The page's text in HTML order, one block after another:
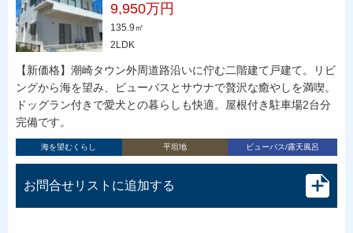
9,950万円
135.9㎡
2LDK
【新価格】潮崎タウン外周道路沿いに佇む二階建て戸建て。リビ
ングから海を望み、ビューバスとサウナで贅沢な癒やしを満喫。
ドッグラン付きで愛犬との暮らしも快適。屋根付き駐車場2台分
完備です。
海を望むくらし 平坦地 ビューバス/露天風呂
お問合せリストに追加する